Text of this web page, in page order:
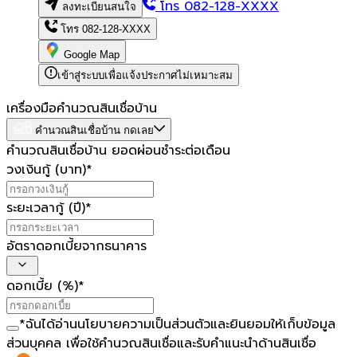
ลงทะเบียนสนใจ โทร082-128-XXXX
โทร 082-128-XXXX
Google Map
เข้าสู่ระบบเพื่อแจ้งประกาศไม่เหมาะสม
เครื่องมือคำนวณสินเชื่อบ้าน
คำนวณสินเชื่อบ้าน กดเลย
คำนวณสินเชื่อบ้าน ยอดผ่อนชำระต่อเดือน
วงเงินกู้ (บาท)*
ระยะเวลากู้ (ปี)*
อัตราดอกเบี้ยจากธนาคาร
ดอกเบี้ย (%)*
*ฉันได้อ่านนโยบายความเป็นส่วนตัวและยินยอมให้เก็บข้อมูล
ส่วนบุคคล เพื่อใช้คำนวณสินเชื่อและรับคำแนะนำด้านสินเชื่อ